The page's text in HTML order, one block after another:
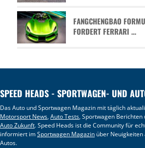
FANGCHENGBAO
FORDERT FERRARI …
SPEED HEADS - SPORTWAGEN- UND
Das Auto und Sportwagen Magazin mit täglich
Motorsport News,Auto Tests, Sportwagen
Auto Zukunft. Speed Heads ist die Community für
informiert imSportwagen Magazin über
Autos.